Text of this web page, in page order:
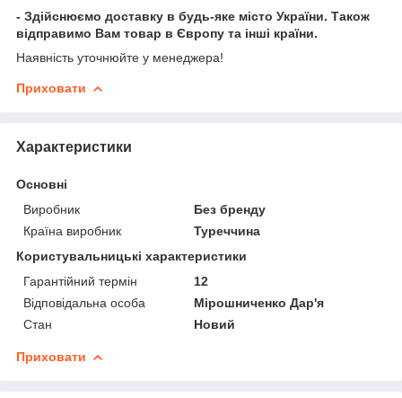
- Здійснюємо доставку в будь-яке місто України. Також
відправимо Вам товар в Європу та інші країни.
Наявність уточнюйте у менеджера!
Приховати
Характеристики
Основні
Виробник
Без бренду
Країна виробник
Туреччина
Користувальницькі характеристики
Гарантійний термін
12
Відповідальна особа
Мірошниченко Дар'я
Стан
Новий
Приховати